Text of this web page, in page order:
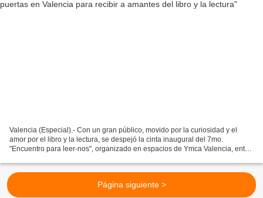
Valencia (Especial).- Con un gran público, movido por la curiosidad y el
amor por el libro y la lectura, se despejó la cinta inaugural del 7mo.
"Encuentro para leer-nos", organizado en espacios de Ymca Valencia, entre
Página siguiente >